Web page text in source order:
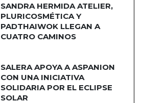
SANDRA HERMIDA ATELIER,
PLURICOSMÉTICA Y
PADTHAIWOK LLEGAN A
CUATRO CAMINOS
SALERA APOYA A ASPANION
CON UNA INICIATIVA
SOLIDARIA POR EL ECLIPSE
SOLAR